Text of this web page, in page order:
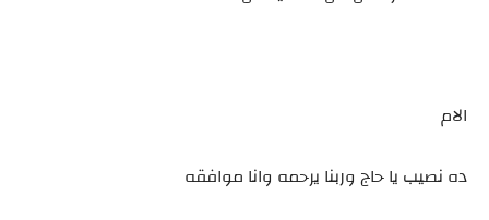
الام
ده نصيب يا حاج وربنا يرحمه وانا موافقه